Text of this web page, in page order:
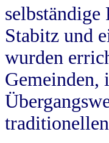
Stabitz und
wurden
Gemeinden,